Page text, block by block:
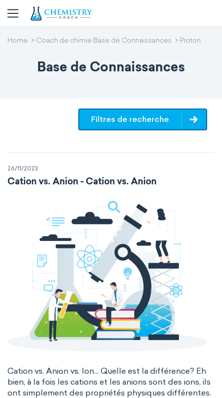
Home Coach de chimie Base de Connaissances Proton
Base de Connaissances
Filtres de recherche
26/11/2023
Cation vs. Anion - Cation vs. Anion
Cation vs. Anion vs. Ion... Quelle est la différence? Eh
bien, à la fois les cations et les anions sont des ions, ils
ont simplement des propriétés physiques différentes.